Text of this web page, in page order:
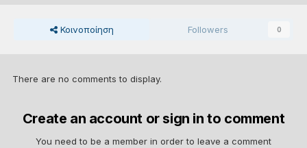
Κοινοποίηση Followers 0
There are no comments to display.
Create an account or sign in to comment
You need to be a member in order to leave a comment